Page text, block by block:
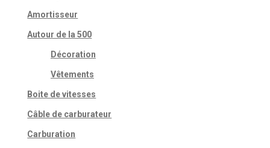
Amortisseur
Autour de la 500
Décoration
Vêtements
Boite de vitesses
Câble de carburateur
Carburation